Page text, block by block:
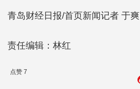
青岛财经日报/首页新闻记者 于爽
责任编辑：林红
点赞 7